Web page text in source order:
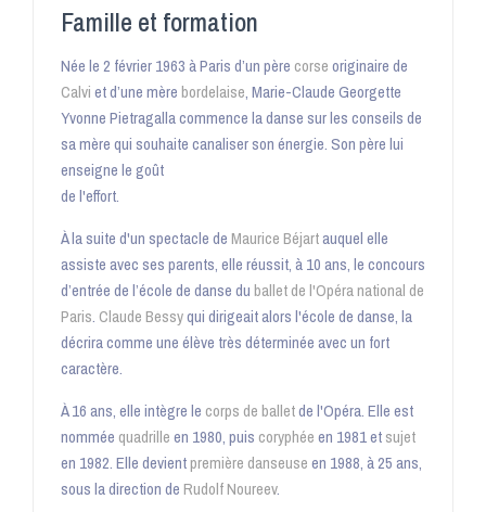
Famille et formation
Née le2 février 1963à Paris d’un père corseoriginaire de
Calviet d’une mère bordelaise, Marie-Claude Georgette
Yvonne Pietragalla commence la danse sur les conseils de
sa mère qui souhaite canaliser son énergie. Son père lui
enseigne le goût
de l'effort.
À la suite d'un spectacle de Maurice Béjartauquel elle
assiste avec ses parents, elle réussit, à10 ans, le concours
d’entrée de l’école de danse du ballet de l'Opéra national de
Paris. Claude Bessyqui dirigeait alors l'école de danse, la
décrira comme une élève très déterminée avec un fort
caractère.
À16 ans, elle intègre le corps de balletde l'Opéra. Elle est
nommée quadrilleen 1980, puis coryphéeen 1981 etsujet
en 1982. Elle devientpremière danseuseen 1988, à25 ans,
sous la direction de Rudolf Noureev.